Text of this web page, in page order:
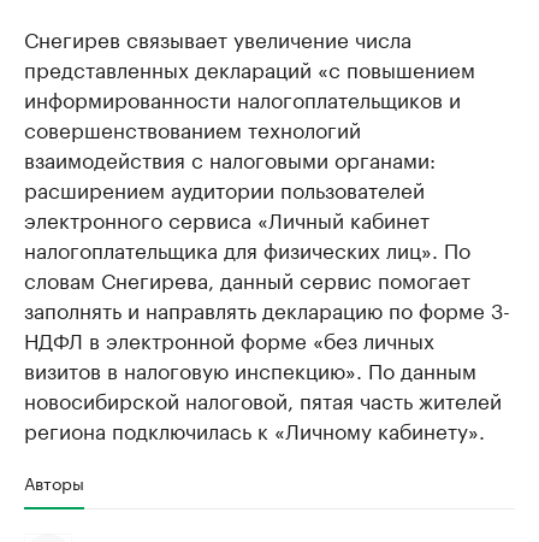
Снегирев связывает увеличение числа
представленных деклараций «с повышением
информированности налогоплательщиков и
совершенствованием технологий
взаимодействия с налоговыми органами:
расширением аудитории пользователей
электронного сервиса «Личный кабинет
налогоплательщика для физических лиц». По
словам Снегирева, данный сервис помогает
заполнять и направлять декларацию по форме 3-
НДФЛ в электронной форме «без личных
визитов в налоговую инспекцию». По данным
новосибирской налоговой, пятая часть жителей
региона подключилась к «Личному кабинету».
Авторы